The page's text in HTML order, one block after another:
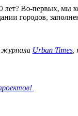
лет? Во-первых,
городов,
журнала Urban Times